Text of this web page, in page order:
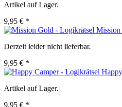
Artikel auf Lager.
9,95 € *
Derzeit leider nicht lieferbar.
9,95 € *
Artikel auf Lager.
9,95 € *